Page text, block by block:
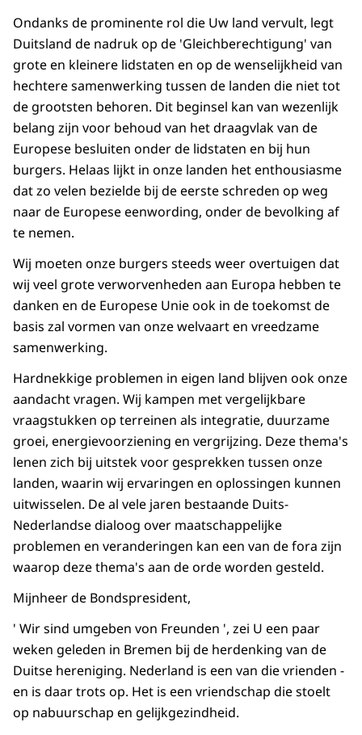
Ondanks de prominente rol die Uw land vervult, legt
Duitsland de nadruk op de 'Gleichberechtigung' van
grote en kleinere lidstaten en op de wenselijkheid van
hechtere samenwerking tussen de landen die niet tot
de grootsten behoren. Dit beginsel kan van wezenlijk
belang zijn voor behoud van het draagvlak van de
Europese besluiten onder de lidstaten en bij hun
burgers. Helaas lijkt in onze landen het enthousiasme
dat zo velen bezielde bij de eerste schreden op weg
naar de Europese eenwording, onder de bevolking af
te nemen.
Wij moeten onze burgers steeds weer overtuigen dat
wij veel grote verworvenheden aan Europa hebben te
danken en de Europese Unie ook in de toekomst de
basis zal vormen van onze welvaart en vreedzame
samenwerking.
Hardnekkige problemen in eigen land blijven ook onze
aandacht vragen. Wij kampen met vergelijkbare
vraagstukken op terreinen als integratie, duurzame
groei, energievoorziening en vergrijzing. Deze thema's
lenen zich bij uitstek voor gesprekken tussen onze
landen, waarin wij ervaringen en oplossingen kunnen
uitwisselen. De al vele jaren bestaande Duits-
Nederlandse dialoog over maatschappelijke
problemen en veranderingen kan een van de fora zijn
waarop deze thema's aan de orde worden gesteld.
Mijnheer de Bondspresident,
' Wir sind umgeben von Freunden ', zei U een paar
weken geleden in Bremen bij de herdenking van de
Duitse hereniging. Nederland is een van die vrienden -
en is daar trots op. Het is een vriendschap die stoelt
op nabuurschap en gelijkgezindheid.